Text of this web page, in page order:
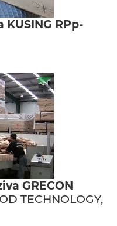
RPp-
GRECON
TECHNOLOGY,